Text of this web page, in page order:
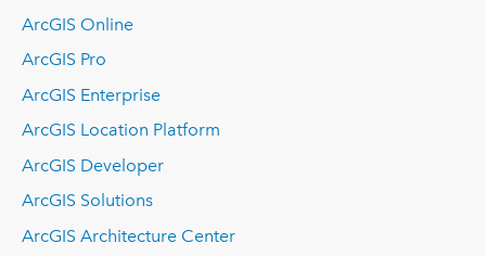
ArcGIS Online
ArcGIS Pro
ArcGIS Enterprise
ArcGIS Location Platform
ArcGIS Developer
ArcGIS Solutions
ArcGIS Architecture Center